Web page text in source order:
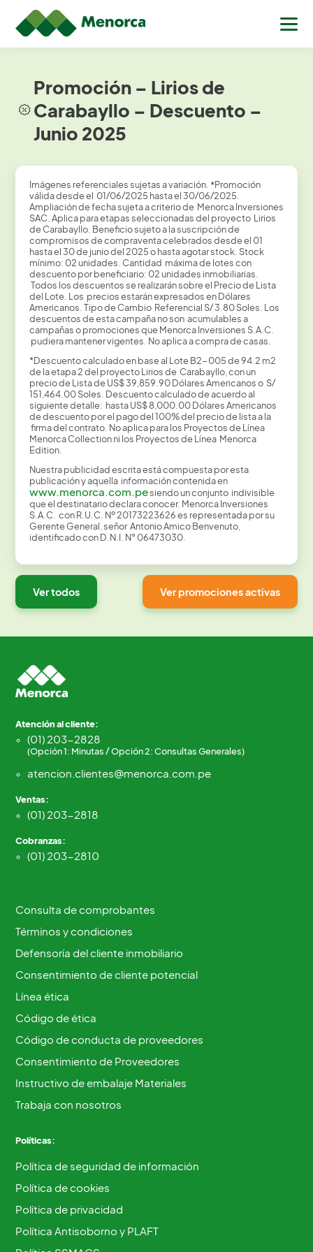
Promoción – Lirios de
Carabayllo – Descuento –
Junio 2025
Imágenes referenciales sujetas a variación. *Promoción
válida desde el 01/06/2025 hasta el 30/06/2025.
Ampliación de fecha sujeta a criterio de Menorca Inversiones
SAC. Aplica para etapas seleccionadas del proyecto Lirios
de Carabayllo. Beneficio sujeto a la suscripción de
compromisos de compraventa celebrados desde el 01
hasta el 30 de junio del 2025 o hasta agotar stock. Stock
mínimo: 02 unidades. Cantidad máxima de lotes con
descuento por beneficiario: 02 unidades inmobiliarias.
Todos los descuentos se realizarán sobre el Precio de Lista
del Lote. Los precios estarán expresados en Dólares
Americanos. Tipo de Cambio Referencial S/ 3.80 Soles. Los
descuentos de esta campaña no son acumulables a
campañas o promociones que Menorca Inversiones S.A.C.
pudiera mantener vigentes. No aplica a compra de casas.
*Descuento calculado en base al Lote B2-005 de 94.2 m2
de la etapa 2 del proyecto Lirios de Carabayllo, con un
precio de Lista de US$ 39,859.90 Dólares Americanos o S/
151,464.00 Soles. Descuento calculado de acuerdo al
siguiente detalle: hasta US$ 8,000.00 Dólares Americanos
de descuento por el pago del 100% del precio de lista a la
firma del contrato. No aplica para los Proyectos de Línea
Menorca Collection ni los Proyectos de Línea Menorca
Edition.
Nuestra publicidad escrita está compuesta por esta
publicación y aquella información contenida en
www.menorca.com.pesiendo un conjunto indivisible
que el destinatario declara conocer. Menorca Inversiones
S.A.C. con R.U.C. Nº 20173223626 es representada por su
Gerente General, señor Antonio Amico Benvenuto,
identificado con D.N.I. N° 06473030.
Ver todos Ver promociones activas
Atención al cliente:
(01) 203-2828
(Opción 1: Minutas / Opción 2: Consultas Generales)
atencion.clientes@menorca.com.pe
Ventas:
(01) 203-2818
Cobranzas:
(01) 203-2810
Consulta de comprobantes
Términos y condiciones
Defensoría del cliente inmobiliario
Consentimiento de cliente potencial
Línea ética
Código de ética
Código de conducta de proveedores
Consentimiento de Proveedores
Instructivo de embalaje Materiales
Trabaja con nosotros
Políticas:
Política de seguridad de información
Política de cookies
Política de privacidad
Política Antisoborno y PLAFT